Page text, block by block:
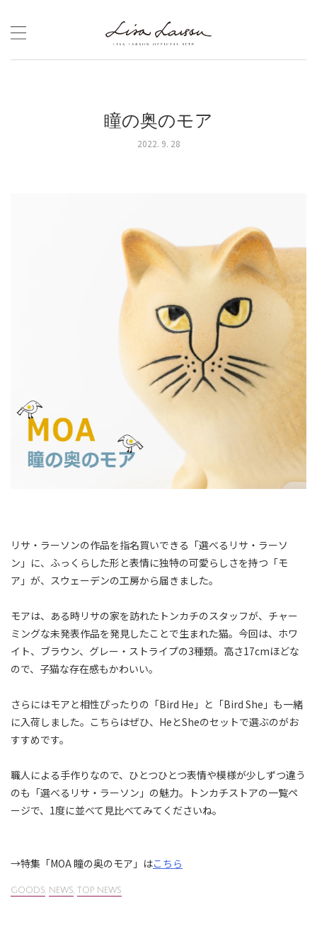
content
瞳の奥のモア
2022. 9. 28
リサ・ラーソンの作品を指名買いできる「選べるリサ・ラーソ
ン」に、ふっくらした形と表情に独特の可愛らしさを持つ「モ
ア」が、スウェーデンの工房から届きました。
モアは、ある時リサの家を訪れたトンカチのスタッフが、チャー
ミングな未発表作品を発見したことで生まれた猫。今回は、ホワ
イト、ブラウン、グレー・ストライプの3種類。高さ17cmほどな
ので、子猫な存在感もかわいい。
さらにはモアと相性ぴったりの「Bird He」と「Bird She」も一緒
に入荷しました。こちらはぜひ、HeとSheのセットで選ぶのがお
すすめです。
職人による手作りなので、ひとつひとつ表情や模様が少しずつ違う
のも「選べるリサ・ラーソン」の魅力。トンカチストアの一覧ペ
ージで、1度に並べて見比べてみてくださいね。
→特集「MOA 瞳の奥のモア」はこちら
GOODS NEWS TOP NEWS